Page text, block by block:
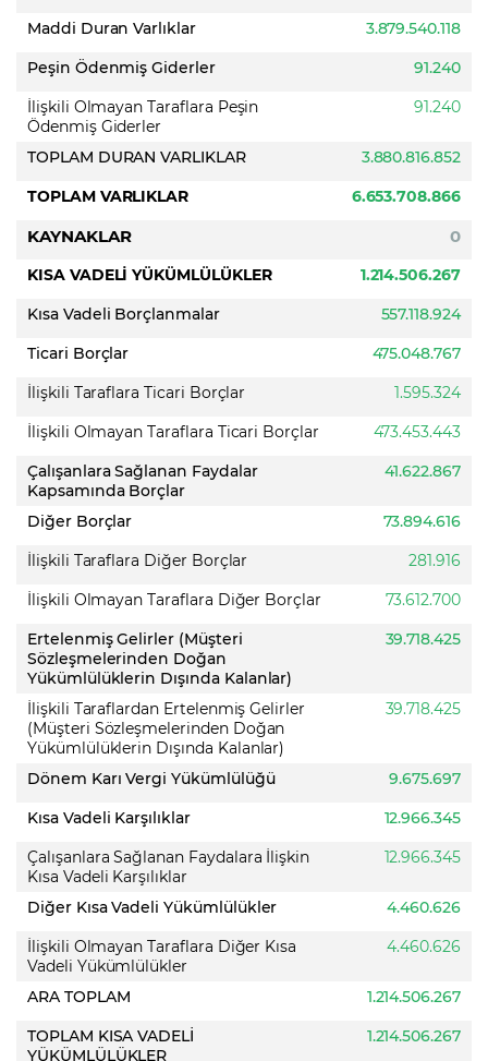
Maddi Duran Varlıklar
3.879.540.118
Peşin Ödenmiş Giderler
91.240
İlişkili Olmayan Taraflara Peşin
Ödenmiş Giderler
91.240
TOPLAM DURAN VARLIKLAR
3.880.816.852
TOPLAM VARLIKLAR
6.653.708.866
KAYNAKLAR 0
KISA VADELİ YÜKÜMLÜLÜKLER
1.214.506.267
Kısa Vadeli Borçlanmalar
557.118.924
Ticari Borçlar
475.048.767
İlişkili Taraflara Ticari Borçlar
1.595.324
İlişkili Olmayan Taraflara Ticari Borçlar
473.453.443
Çalışanlara Sağlanan Faydalar
Kapsamında Borçlar
41.622.867
Diğer Borçlar
73.894.616
İlişkili Taraflara Diğer Borçlar
281.916
İlişkili Olmayan Taraflara Diğer Borçlar
73.612.700
Ertelenmiş Gelirler (Müşteri
Sözleşmelerinden Doğan
Yükümlülüklerin Dışında Kalanlar)
39.718.425
İlişkili Taraflardan Ertelenmiş Gelirler
(Müşteri Sözleşmelerinden Doğan
Yükümlülüklerin Dışında Kalanlar)
39.718.425
Dönem Karı Vergi Yükümlülüğü
9.675.697
Kısa Vadeli Karşılıklar
12.966.345
Çalışanlara Sağlanan Faydalara İlişkin
Kısa Vadeli Karşılıklar
12.966.345
Diğer Kısa Vadeli Yükümlülükler
4.460.626
İlişkili Olmayan Taraflara Diğer Kısa
Vadeli Yükümlülükler
4.460.626
ARA TOPLAM
1.214.506.267
TOPLAM KISA VADELİ
YÜKÜMLÜLÜKLER
1.214.506.267